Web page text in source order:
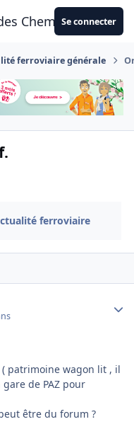
CheminotsSe connecter
ferroviaire générale
ferroviaire
patrimoine wagon lit , il
de PAZ pour
être du forum ?